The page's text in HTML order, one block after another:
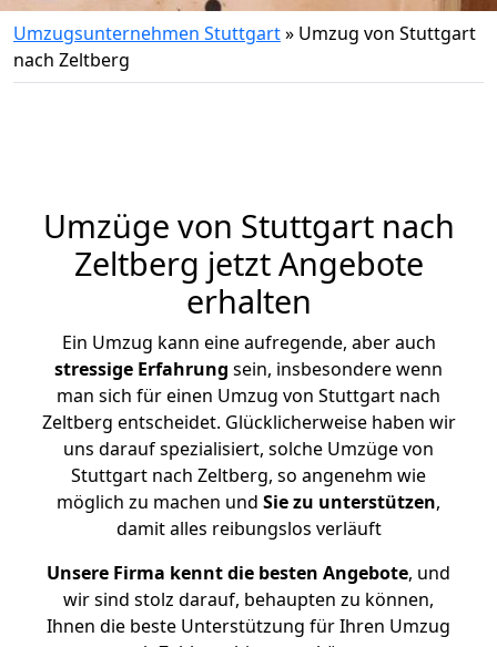
Umzugsunternehmen Stuttgart» Umzug von Stuttgart
nach Zeltberg
Umzüge von Stuttgart nach
Zeltberg jetzt Angebote
erhalten
Ein Umzug kann eine aufregende, aber auch
stressige Erfahrung sein, insbesondere wenn
man sich für einen Umzug von Stuttgart nach
Zeltberg entscheidet. Glücklicherweise haben wir
uns darauf spezialisiert, solche Umzüge von
Stuttgart nach Zeltberg, so angenehm wie
möglich zu machen und Sie zu unterstützen,
damit alles reibungslos verläuft
Unsere Firma kennt die besten Angebote, und
wir sind stolz darauf, behaupten zu können,
Ihnen die beste Unterstützung für Ihren Umzug